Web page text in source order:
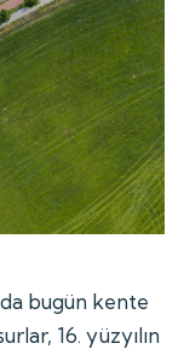
bugün kente
16. yüzyılın